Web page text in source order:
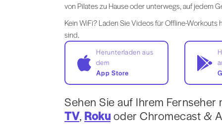
von Pilates zu Hause oder unterwegs, auf jedem
Kein WiFi? Laden Sie Videos für Offline-Workouts
sind.
Herunterladen aus
dem
App Store
Sehen Sie auf Ihrem Fernseher
TV, Rokuoder Chromecast &